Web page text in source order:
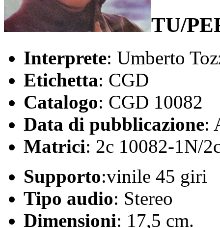
TU/
Interprete: Umberto
Etichetta: CGD
Catalogo: CGD 10082
Data di pubblicazione:
Matrici: 2c 10082-1N/
Supporto:vinile 45 giri
Tipo audio: Stereo
Dimensioni: 17,5 cm.